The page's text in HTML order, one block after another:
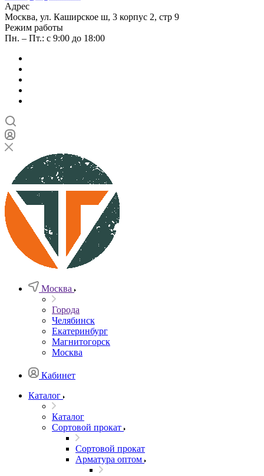
Адрес
Москва, ул. Каширское ш, 3 корпус 2, стр 9
Режим работы
Пн. – Пт.: с 9:00 до 18:00
Москва
Города
Челябинск
Екатеринбург
Магнитогорск
Москва
Кабинет
Каталог
Каталог
Сортовой прокат
Сортовой прокат
Арматура оптом